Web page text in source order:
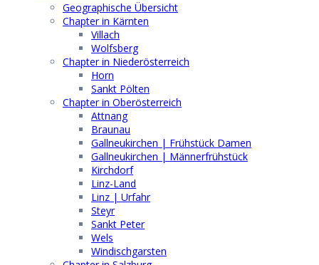
Geographische Übersicht
Chapter in Kärnten
Villach
Wolfsberg
Chapter in Niederösterreich
Horn
Sankt Pölten
Chapter in Oberösterreich
Attnang
Braunau
Gallneukirchen | Frühstück Damen
Gallneukirchen | Männerfrühstück
Kirchdorf
Linz-Land
Linz | Urfahr
Steyr
Sankt Peter
Wels
Windischgarsten